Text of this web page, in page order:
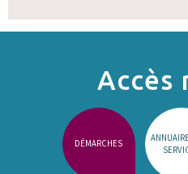
Accès
DÉMARCHES